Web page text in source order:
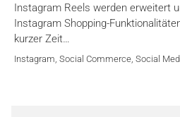
Instagram Reels werden erweitert
Instagram Shopping-
kurzer Zeit…
Instagram Social Commerce Social